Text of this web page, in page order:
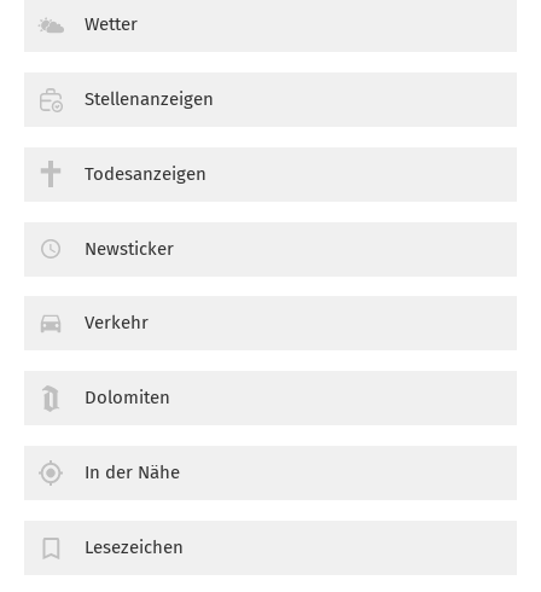
Wetter
Stellenanzeigen
Todesanzeigen
Newsticker
Verkehr
Dolomiten
In der Nähe
Lesezeichen